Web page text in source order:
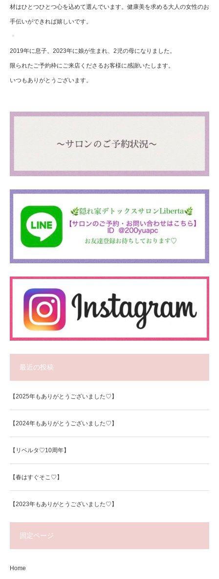
材はひとつひとつ心を込めて選んでいます。健康美を求める大人の女性のお
手伝いができれば嬉しいです。
2019年に息子、2023年に娘が生まれ、2児の母になりました。
限られたご予約枠にご来店くださるお客様に感謝いたします。
いつもありがとうございます。
最近の投稿
【2025年もありがとうございました♡】
【2024年もありがとうございました♡】
【リベルタ♡10周年】
【春はすぐそこ♡】
【2023年もありがとうございました♡】
固定ページ
Home